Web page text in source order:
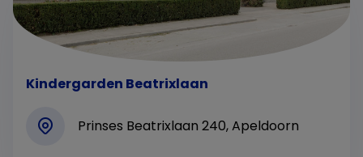
Kindergarden Beatrixlaan
Prinses Beatrixlaan 240, Apeldoorn